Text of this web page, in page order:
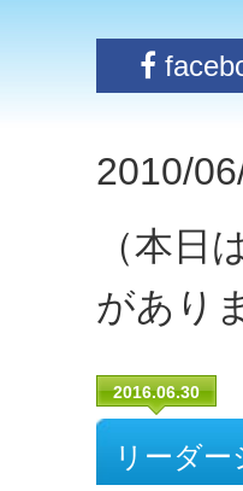
2010/
（本日
があり
2016.06.30
リーダ